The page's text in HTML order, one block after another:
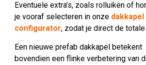
Eventuele extra’s, zoals rolluiken of
je vooraf selecteren in onze dakkapel
configurator, zodat je direct de
Een nieuwe prefab dakkapel betekent
bovendien een flinke verbetering van